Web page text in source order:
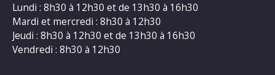
Lundi : 8h30 à 12h30 et de 13h30 à 16h30
Mardi et mercredi : 8h30 à 12h30
Jeudi : 8h30 à 12h30 et de 13h30 à 16h30
Vendredi : 8h30 à 12h30